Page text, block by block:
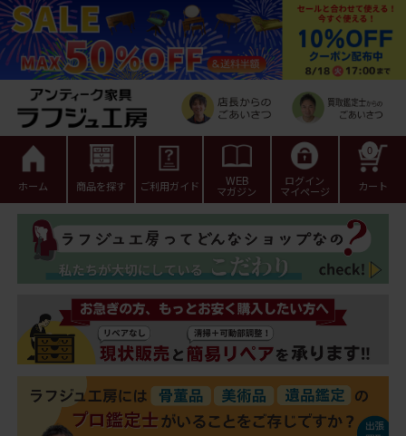
ホーム 商品を探す ご利用ガイド WEB
マガジン
ログイン
マイページ カート
0